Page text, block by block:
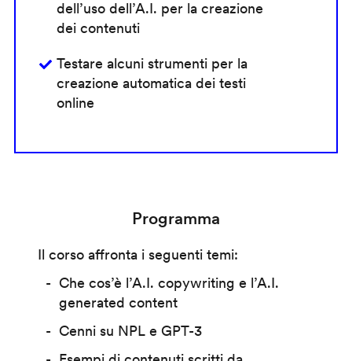
dell’uso dell’A.I. per la creazione
dei contenuti
Testare alcuni strumenti per la
creazione automatica dei testi
online
Programma
Il corso affronta i seguenti temi:
Che cos’è l’A.I. copywriting e l’A.I.
generated content
Cenni su NPL e GPT-3